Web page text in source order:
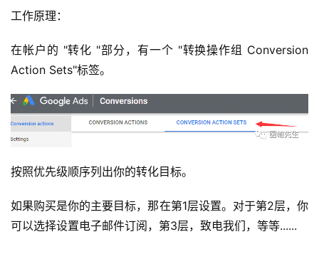
工作原理：
在帐户的 "转化 "部分，有一个 "转换操作组 Conversion
Action Sets"标签。
按照优先级顺序列出你的转化目标。
如果购买是你的主要目标，那在第1层设置。对于第2层，你
可以选择设置电子邮件订阅，第3层，致电我们，等等......